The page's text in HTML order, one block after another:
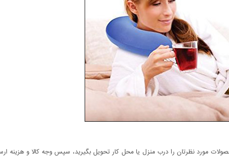
مورد نظرتان را درب منزل یا محل کار تحویل بگیرید، سپس وجه کالا و هزینه